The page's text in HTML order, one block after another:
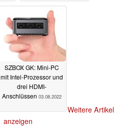
SZBOX GK: Mini-PC
mit Intel-Prozessor und
drei HDMI-
Anschlüssen 03.08.2022
Weitere Artikel
anzeigen